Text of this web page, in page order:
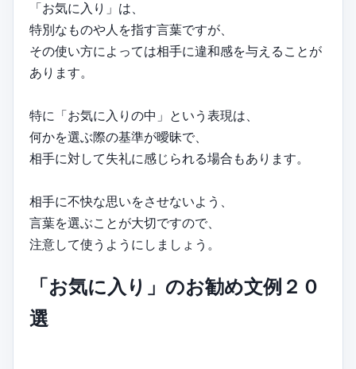
「お気に入り」は、
特別なものや人を指す言葉ですが、
その使い方によっては相手に違和感を与えることが
あります。
特に「お気に入りの中」という表現は、
何かを選ぶ際の基準が曖昧で、
相手に対して失礼に感じられる場合もあります。
相手に不快な思いをさせないよう、
言葉を選ぶことが大切ですので、
注意して使うようにしましょう。
「お気に入り」のお勧め文例２０
選